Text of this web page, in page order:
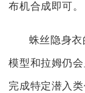
布机合成即可。
蛛丝隐身
模型和拉姆仍
完成特定潜入